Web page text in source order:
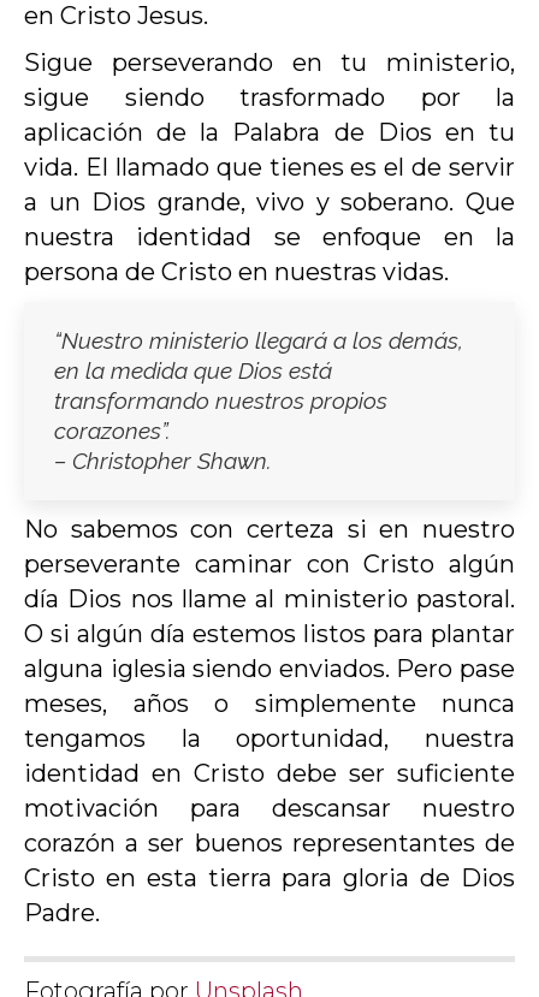
en Cristo Jesus.
Sigue perseverando en tu ministerio,
sigue siendo trasformado por la
aplicación de la Palabra de Dios en tu
vida. El llamado que tienes es el de servir
a un Dios grande, vivo y soberano. Que
nuestra identidad se enfoque en la
persona de Cristo en nuestras vidas.
“Nuestro ministerio llegará a los demás,
en la medida que Dios está
transformando nuestros propios
corazones”.
– Christopher Shawn.
No sabemos con certeza si en nuestro
perseverante caminar con Cristo algún
día Dios nos llame al ministerio pastoral.
O si algún día estemos listos para plantar
alguna iglesia siendo enviados. Pero pase
meses, años o simplemente nunca
tengamos la oportunidad, nuestra
identidad en Cristo debe ser suficiente
motivación para descansar nuestro
corazón a ser buenos representantes de
Cristo en esta tierra para gloria de Dios
Padre.
Fotografía por Unsplash